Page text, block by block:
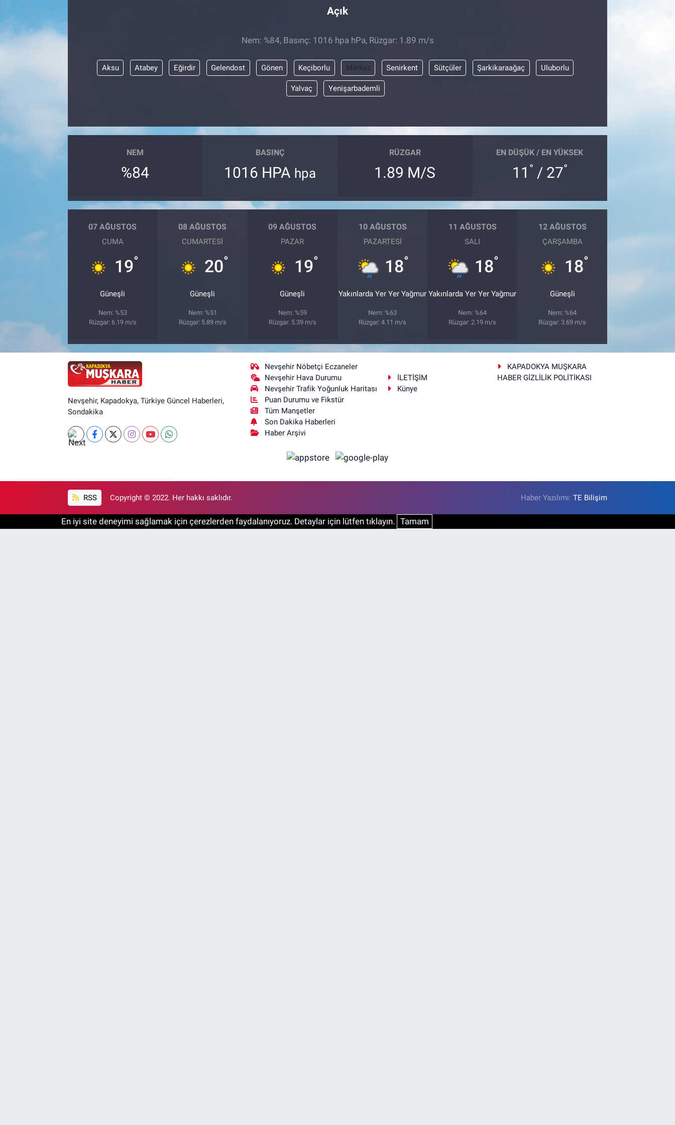
Açık
Nem: %84, Basınç: 1016 hpa hPa, Rüzgar: 1.89 m/s
Aksu Atabey Eğirdir Gelendost Gönen Keçiborlu Merkez Senirkent Sütçüler Şarkikaraağaç Uluborlu
Yalvaç Yenişarbademli
NEM
%84
BASINÇ
1016 HPA hpa
RÜZGAR
1.89 M/S
EN DÜŞÜK / EN YÜKSEK
11 ° / 27°
07 AĞUSTOS
CUMA
19°
Güneşli
Nem: %53
Rüzgar: 6.19 m/s
08 AĞUSTOS
CUMARTESI
20°
Güneşli
Nem: %51
Rüzgar: 5.89 m/s
09 AĞUSTOS
PAZAR
19°
Güneşli
Nem: %59
Rüzgar: 5.39 m/s
10 AĞUSTOS
PAZARTESI
18°
Yakınlarda Yer Yer Yağmur
Nem: %63
Rüzgar: 4.11 m/s
11 AĞUSTOS
SALI
18°
Yakınlarda Yer Yer Yağmur
Nem: %64
Rüzgar: 2.19 m/s
12 AĞUSTOS
ÇARŞAMBA
18°
Güneşli
Nem: %64
Rüzgar: 3.69 m/s
Nevşehir, Kapadokya, Türkiye Güncel Haberleri,
Sondakika
Nevşehir Nöbetçi Eczaneler
Nevşehir Hava Durumu
Nevşehir Trafik Yoğunluk Haritası
Puan Durumu ve Fikstür
Tüm Manşetler
Son Dakika Haberleri
Haber Arşivi
İLETİŞİM
KAPADOKYA MUŞKARA
HABER GİZLİLİK POLİTİKASI
Künye
RSS Copyright © 2022. Her hakkı saklıdır. Haber Yazılımı:TE Bilişim
En iyi site deneyimi sağlamak için çerezlerden faydalanıyoruz. Detaylar için lütfen tıklayın. Tamam